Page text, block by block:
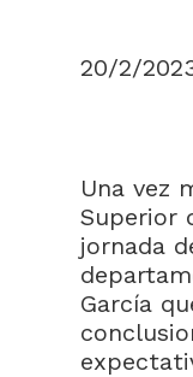
20/2/
Una vez
Superior
jornada
García